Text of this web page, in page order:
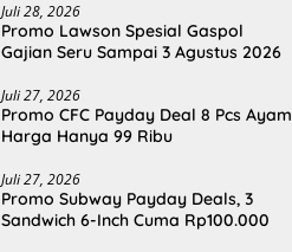
Juli 28, 2026
Promo Lawson Spesial Gaspol
Gajian Seru Sampai 3 Agustus 2026
Juli 27, 2026
Promo CFC Payday Deal 8 Pcs Ayam
Harga Hanya 99 Ribu
Juli 27, 2026
Promo Subway Payday Deals, 3
Sandwich 6-Inch Cuma Rp100.000